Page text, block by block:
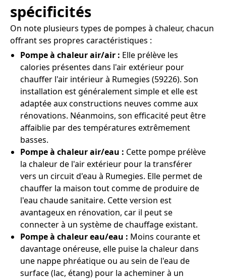
spécificités
On note plusieurs types de pompes à chaleur, chacun
offrant ses propres caractéristiques :
Pompe à chaleur air/air : Elle prélève les
calories présentes dans l'air extérieur pour
chauffer l'air intérieur à Rumegies (59226). Son
installation est généralement simple et elle est
adaptée aux constructions neuves comme aux
rénovations. Néanmoins, son efficacité peut être
affaiblie par des températures extrêmement
basses.
Pompe à chaleur air/eau : Cette pompe prélève
la chaleur de l'air extérieur pour la transférer
vers un circuit d'eau à Rumegies. Elle permet de
chauffer la maison tout comme de produire de
l'eau chaude sanitaire. Cette version est
avantageux en rénovation, car il peut se
connecter à un système de chauffage existant.
Pompe à chaleur eau/eau : Moins courante et
davantage onéreuse, elle puise la chaleur dans
une nappe phréatique ou au sein de l'eau de
surface (lac, étang) pour la acheminer à un